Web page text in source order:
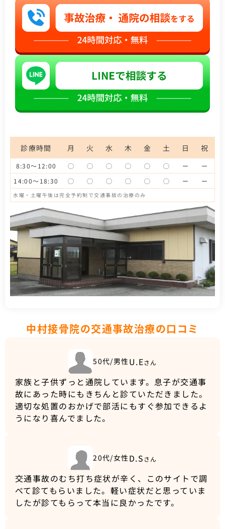
診療時間 月 火 水 木 金 土 日 祝
8:30～12:00 ◯ ◯ ◯ ◯ ◯ ◯ ー
ー
14:00～18:30
◯ ◯ ◯ ◯ ◯ ◯ ー ー
水曜・土曜午後は完全予約制で交通事故の治療のみ
中村接骨院の交通事故治療の口コミ
50代/男性U.Eさん
家族と子供ずっと通院しています。息子が交通事
故にあった時にもきちんと診ていただきました。
適切な処置のおかげで部活にもすぐ参加できるよ
うになり喜んでました。
20代/女性D.S さん
交通事故のむち打ち症状が辛く、このサイトで調
べて診てもらいました。軽い症状だと思っていま
したが診てもらって本当に良かったです。